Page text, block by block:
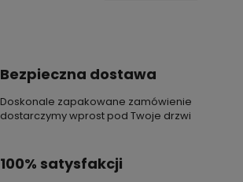
Bezpieczna dostawa
Doskonale zapakowane zamówienie
dostarczymy wprost pod Twoje drzwi
100% satysfakcji